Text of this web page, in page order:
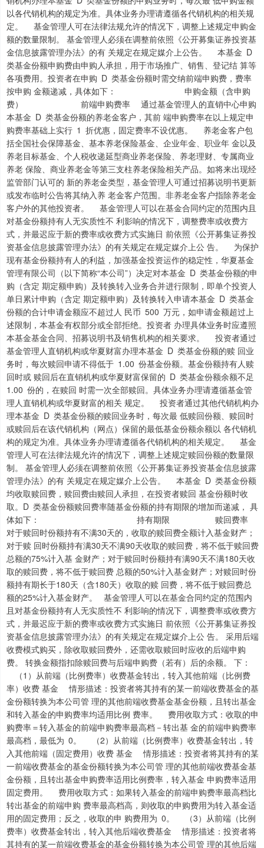
以各代销机构的规定为准。具体业务办理请遵循各代销机构的相关规
定。 基金管理人可在法律法规允许的情况下，调整上述规定申购金
额的数量限制。 基金管理人必须在调整前依照《公开募集证券投资基
金信息披露管理办法》的有 关规定在规定媒介上公告。 本基金 D
类基金份额申购费由申购人承担，用于市场推广、销售、登记结 算等
各项费用。投资者在申购 D 类基金份额时需交纳前端申购费，费率
按申购 金额递减，具体如下： 申购金额（含申购
费） 前端申购费率 通过基金管理人的直销中心申购
本基金 D 类基金份额的养老金客户，其前 端申购费率在以上规定申
购费率基础上实行 1 折优惠，固定费率不设优惠。 养老金客户包
括全国社会保障基金、基本养老保险基金、企业年金、职业年 金以及
养老目标基金、个人税收递延型商业养老保险、养老理财、专属商业
养老 保险、商业养老金等第三支柱养老保险相关产品。如将来出现经
监管部门认可的 新的养老金类型，基金管理人可通过招募说明书更新
或发布临时公告将其纳入养 老金客户范围。非养老金客户指除养老金
客户外的其他投资者。 基金管理人可以在基金合同约定的范围内且
对基金份额持有人无实质性不 利影响的情况下，调整费率或收费方
式，并最迟应于新的费率或收费方式实施日 前依照《公开募集证券投
资基金信息披露管理办法》的有关规定在规定媒介上公 告。 为保护
现有基金份额持有人的利益，加强基金投资运作的稳定性，华夏基金
管理有限公司（以下简称“本公司”）决定对本基金 D 类基金份额的申
购（含定 期定额申购）及转换转入业务合并进行限制，即单个投资人
单日累计申购（含定 期定额申购）及转换转入申请本基金 D 类基金
份额的合计申请金额应不超过人 民币 500 万元，如申请金额超过上
述限制，本基金有权部分或全部拒绝。投资者 办理具体业务时应遵照
本基金基金合同、招募说明书及销售机构的相关要求。 投资者通过
基金管理人直销机构或华夏财富办理本基金 D 类基金份额的赎 回业
务时，每次赎回申请不得低于 1.00 份基金份额。基金份额持有人赎
回时或 赎回后在直销机构或华夏财富保留的 D 类基金份额余额不足
1.00 份的，在赎回 时需一次全部赎回。具体业务办理请遵循基金管
理人直销机构或华夏财富的相关 规定。 投资者通过其他代销机构办
理本基金 D 类基金份额的赎回业务时，每次最 低赎回份额、赎回时
或赎回后在该代销机构（网点）保留的最低基金份额余额以 各代销机
构的规定为准。具体业务办理请遵循各代销机构的相关规定。 基金
管理人可在法律法规允许的情况下，调整上述规定赎回份额的数量限
制。 基金管理人必须在调整前依照《公开募集证券投资基金信息披露
管理办法》的有 关规定在规定媒介上公告。 本基金 D 类基金份额
均收取赎回费，赎回费由赎回人承担，在投资者赎回 基金份额时收
取。D 类基金份额赎回费率随基金份额的持有期限的增加而递减， 具
体如下： 持有期限 赎回费率
对于赎回时份额持有不满30天的，收取的赎回费全额计入基金财产；
对于赎 回时份额持有满30天不满90天收取的赎回费，将不低于赎回费
总额的75%计入基 金财产；对于赎回时份额持有满90天不满180天收
取的赎回费，将不低于赎回费 总额的50%计入基金财产；对赎回时份
额持有期长于180天（含180天）收取的赎 回费，将不低于赎回费总
额的25%计入基金财产。 基金管理人可以在基金合同约定的范围内
且对基金份额持有人无实质性不 利影响的情况下，调整费率或收费方
式，并最迟应于新的费率或收费方式实施日 前依照《公开募集证券投
资基金信息披露管理办法》的有关规定在规定媒介上公 告。 采用后端
收费模式购买，除收取赎回费外，还需收取赎回时应收的后端申购
费。 转换金额指扣除赎回费与后端申购费（若有）后的余额。 下：
（1）从前端（比例费率）收费基金转出，转入其他前端（比例费
率）收费 基金 情形描述：投资者将其持有的某一前端收费基金的基
金份额转换为本公司管 理的其他前端收费基金基金份额，且转出基金
和转入基金的申购费率均适用比例 费率。 费用收取方式：收取的申
购费率＝转入基金的前端申购费率最高档－转出基 金的前端申购费率
最高档，最低为 0。 （2）从前端（比例费率）收费基金转出，转
入其他前端（固定费用）收费 基金 情形描述：投资者将其持有的某
一前端收费基金的基金份额转换为本公司管 理的其他前端收费基金基
金份额，且转出基金申购费率适用比例费率，转入基金 申购费率适用
固定费用。 费用收取方式：如果转入基金的前端申购费率最高档比
转出基金的前端申购 费率最高档高，则收取的申购费用为转入基金适
用的固定费用；反之，收取的申 购费用为 0。 （3）从前端（比例
费率）收费基金转出，转入其他后端收费基金 情形描述：投资者将
其持有的某一前端收费基金的基金份额转换为本公司管 理的其他后端